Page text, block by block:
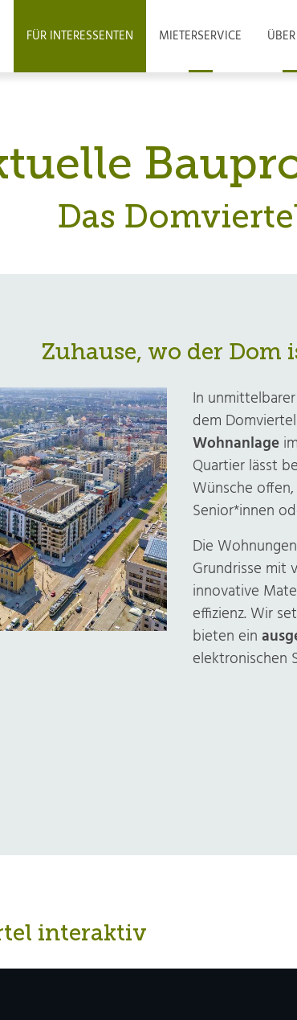
FÜR INTERESSENTEN MIETERSERVICE
Das
Zuhause, wo der Dom
In
dem
Wohnanlage
Quartier lässt
Wünsche
Senior*innen
Die
Grundrisse mit
innovative
effizienz. Wir
bieten ein
elektro­nischen
interaktiv